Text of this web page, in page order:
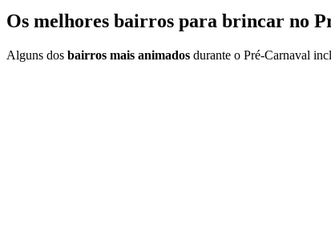
Os melhores bairros para brincar no
Alguns dos bairros mais animados durante o Pré-Carnaval